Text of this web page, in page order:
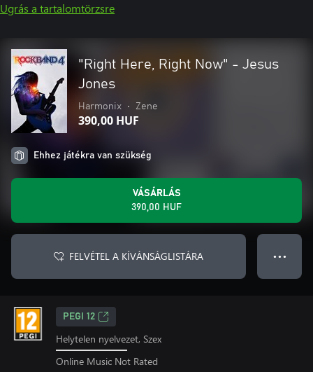
Ugrás a tartalomtörzsre
"Right Here, Right Now" - Jesus
Jones
Harmonix • Zene
390,00 HUF
Ehhez játékra van szükség
VÁSÁRLÁS
390,00 HUF
FELVÉTEL A KÍVÁNSÁGLISTÁRA ● ● ●
PEGI 12
Helytelen nyelvezet, Szex
Online Music Not Rated